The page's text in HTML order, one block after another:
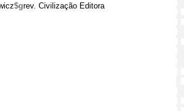
$grev. Civilização Editora